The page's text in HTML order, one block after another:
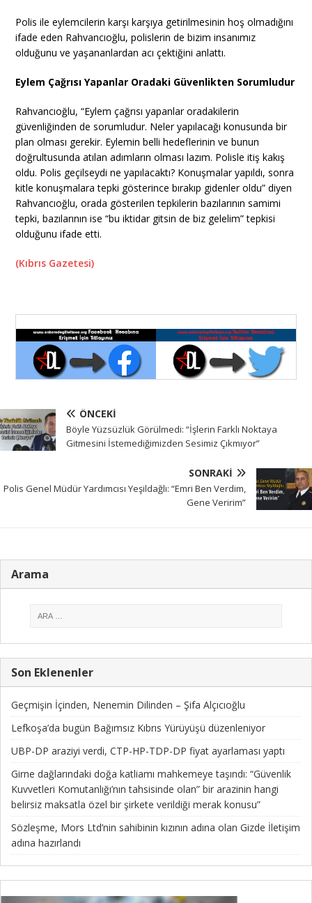
Polis ile eylemcilerin karşı karşıya getirilmesinin hoş olmadığını
ifade eden Rahvancıoğlu, polislerin de bizim insanımız
olduğunu ve yaşananlardan acı çektiğini anlattı.
Eylem Çağrısı Yapanlar Oradaki Güvenlikten Sorumludur
Rahvancıoğlu, “Eylem çağrısı yapanlar oradakilerin
güvenliğinden de sorumludur. Neler yapılacağı konusunda bir
plan olması gerekir. Eylemin belli hedeflerinin ve bunun
doğrultusunda atılan adımların olması lazım. Polisle itiş kakış
oldu. Polis geçilseydi ne yapılacaktı? Konuşmalar yapıldı, sonra
kitle konuşmalara tepki gösterince bırakıp gidenler oldu” diyen
Rahvancıoğlu, orada gösterilen tepkilerin bazılarının samimi
tepki, bazılarının ise “bu iktidar gitsin de biz gelelim” tepkisi
olduğunu ifade etti.
(Kıbrıs Gazetesi)
ÖNCEKI
Böyle Yüzsüzlük Görülmedi: “İşlerin Farklı Noktaya
Gitmesini İstemediğimizden Sesimiz Çıkmıyor”
SONRAKI
Polis Genel Müdür Yardımcısı Yeşildağlı: “Emri Ben Verdim,
Gene Veririm”
Arama
Son Eklenenler
Geçmişin İçinden, Nenemin Dilinden – Şifa Alçıcıoğlu
Lefkoşa’da bugün Bağımsız Kıbrıs Yürüyüşü düzenleniyor
UBP-DP araziyi verdi, CTP-HP-TDP-DP fiyat ayarlaması yaptı
Girne dağlarındaki doğa katliamı mahkemeye taşındı: “Güvenlik
Kuvvetleri Komutanlığı’nın tahsisinde olan” bir arazinin hangi
belirsiz maksatla özel bir şirkete verildiği merak konusu”
Sözleşme, Mors Ltd’nin sahibinin kızının adına olan Gizde İletişim
adına hazırlandı